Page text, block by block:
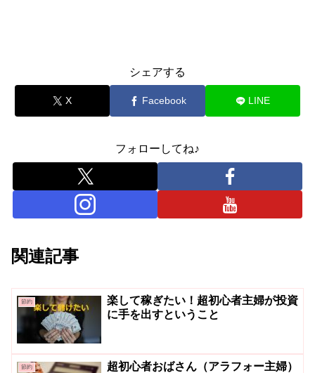
シェアする
X Facebook LINE
フォローしてね♪
関連記事
節約
楽して稼ぎたい！超初心者主婦が投資
に手を出すということ
節約
超初心者おばさん（アラフォー主婦）